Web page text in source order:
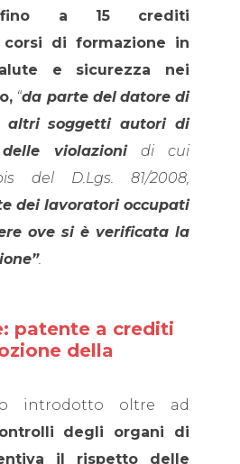
fino a 15 crediti
corsi di formazione in
e sicurezza nei
“da parte del datore di
altri soggetti autori di
violazionidi cui
del D.Lgs. 81/2008,
dei lavoratori occupati
ove si è verificata la
.
patente a crediti
della
introdotto oltre ad
degli organi di
il rispetto delle